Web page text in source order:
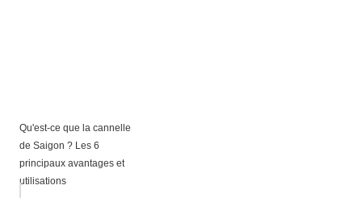
Qu'est-ce que la cannelle
de Saigon ? Les 6
principaux avantages et
utilisations